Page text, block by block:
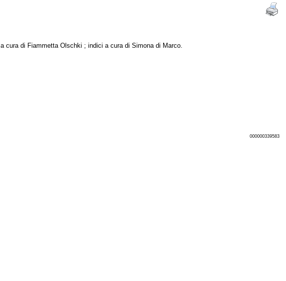
cura di Fiammetta Olschki ; indici a cura di Simona di Marco.
000000339583